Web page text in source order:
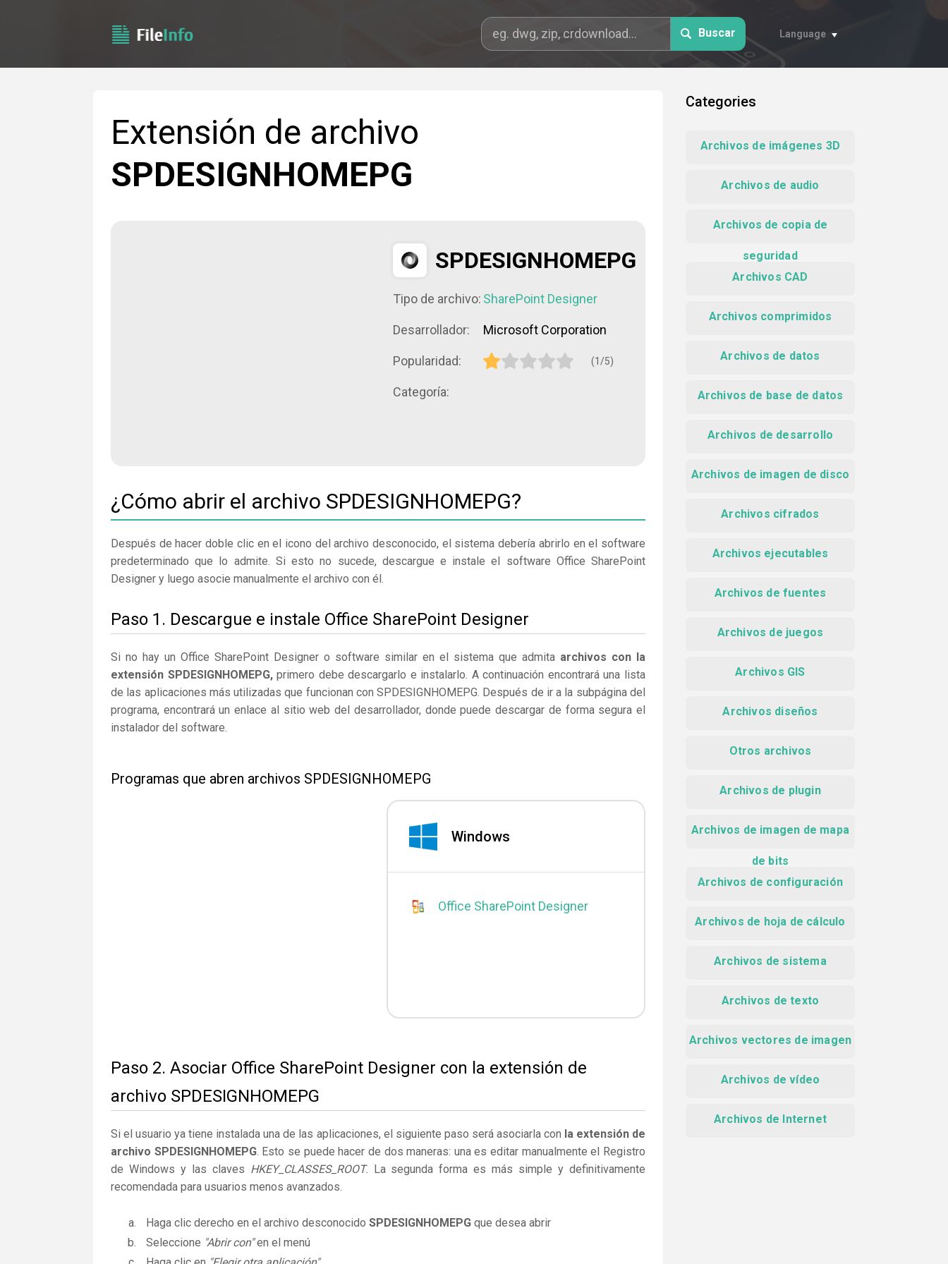
Buscar Language
Extensión de archivo
SPDESIGNHOMEPG
SPDESIGNHOMEPG
Tipo de archivo: SharePoint Designer
Desarrollador: Microsoft Corporation
Popularidad: (1/5)
Categoría:
¿Cómo abrir el archivo SPDESIGNHOMEPG?
Después de hacer doble clic en el icono del archivo desconocido, el sistema debería abrirlo en el software
predeterminado que lo admite. Si esto no sucede, descargue e instale el software Office SharePoint
Designer y luego asocie manualmente el archivo con él.
Paso 1. Descargue e instale Office SharePoint Designer
Si no hay un Office SharePoint Designer o software similar en el sistema que admita archivos con la
extensión SPDESIGNHOMEPG,primero debe descargarlo e instalarlo. A continuación encontrará una lista
de las aplicaciones más utilizadas que funcionan con SPDESIGNHOMEPG. Después de ir a la subpágina del
programa, encontrará un enlace al sitio web del desarrollador, donde puede descargar de forma segura el
instalador del software.
Programas que abren archivos SPDESIGNHOMEPG
Windows
Office SharePoint Designer
Paso 2. Asociar Office SharePoint Designer con la extensión de
archivo SPDESIGNHOMEPG
Si el usuario ya tiene instalada una de las aplicaciones, el siguiente paso será asociarla con la extensión de
archivo SPDESIGNHOMEPG. Esto se puede hacer de dos maneras: una es editar manualmente el Registro
de Windows y las claves HKEY_CLASSES_ROOT. La segunda forma es más simple y definitivamente
recomendada para usuarios menos avanzados.
Haga clic derecho en el archivo desconocido SPDESIGNHOMEPG que desea abrir
Seleccione "Abrir con"en el menú
Categories
Archivos de imágenes 3D
Archivos de audio
Archivos de copia de
seguridad
Archivos CAD
Archivos comprimidos
Archivos de datos
Archivos de base de datos
Archivos de desarrollo
Archivos de imagen de disco
Archivos cifrados
Archivos ejecutables
Archivos de fuentes
Archivos de juegos
Archivos GIS
Archivos diseños
Otros archivos
Archivos de plugin
Archivos de imagen de mapa
de bits
Archivos de configuración
Archivos de hoja de cálculo
Archivos de sistema
Archivos de texto
Archivos vectores de imagen
Archivos de vídeo
Archivos de Internet